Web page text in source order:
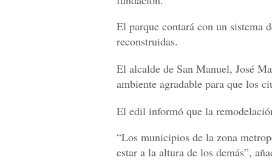
El parque contará con un sistema
reconstruidas.
El alcalde de San Manuel, José
ambiente agradable para que los
El edil informó que la
“Los municipios de la zona
estar a la altura de los demás”,